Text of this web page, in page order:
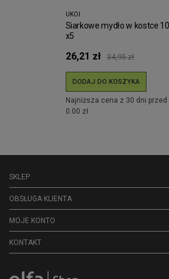
UKOI
Siarkowe mydło w kostce
x5
26,21 zł 34,95 zł
DODAJ DO KOSZYKA
Najniższa cena z 30 dni przed
0.00 zł
SKLEP
OBSŁUGA KLIENTA
MOJE KONTO
KONTAKT